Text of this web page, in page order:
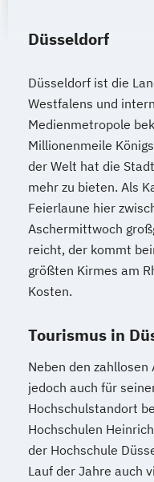
Düsseldorf
Düsseldorf ist die
Westfalens und
Medienmetropole
Millionenmeile
der Welt hat die
mehr zu bieten. Als
Feierlaune hier
Aschermittwoch
reicht, der kommt
größten Kirmes am
Kosten.
Tourismus in
Neben den
jedoch auch für
Hochschulstandort
Hochschulen
der Hochschule
Lauf der Jahre auch